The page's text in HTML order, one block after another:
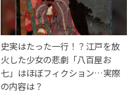
史実はたった一行！？江戸を放
火した少女の悲劇「八百屋お
七」はほぼフィクション…実際
の内容は？